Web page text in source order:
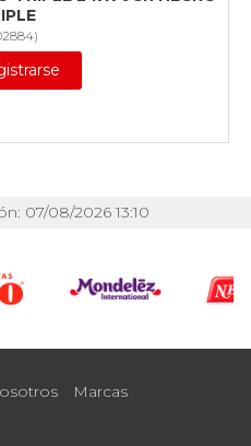
)
07/08/2026 13:10
Marcas